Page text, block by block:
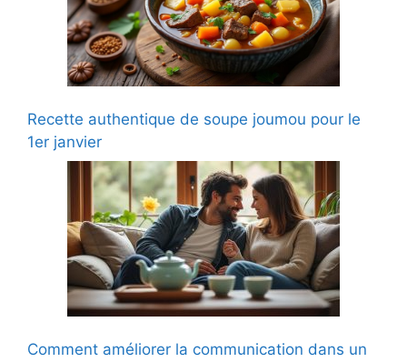
Recette authentique de soupe joumou pour le
1er janvier
Comment améliorer la communication dans un